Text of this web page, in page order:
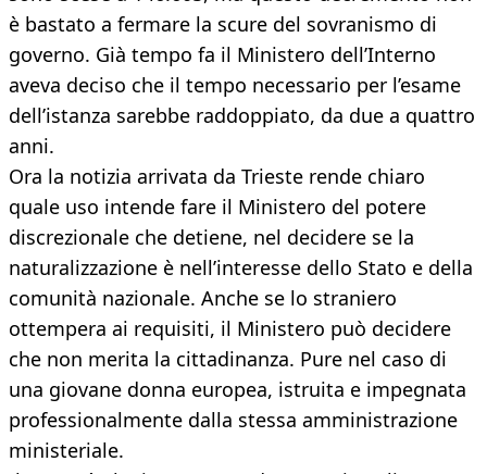
è bastato a fermare la scure del sovranismo di
governo. Già tempo fa il Ministero dell’Interno
aveva deciso che il tempo necessario per l’esame
dell’istanza sarebbe raddoppiato, da due a quattro
anni.
Ora la notizia arrivata da Trieste rende chiaro
quale uso intende fare il Ministero del potere
discrezionale che detiene, nel decidere se la
naturalizzazione è nell’interesse dello Stato e della
comunità nazionale. Anche se lo straniero
ottempera ai requisiti, il Ministero può decidere
che non merita la cittadinanza. Pure nel caso di
una giovane donna europea, istruita e impegnata
professionalmente dalla stessa amministrazione
ministeriale.